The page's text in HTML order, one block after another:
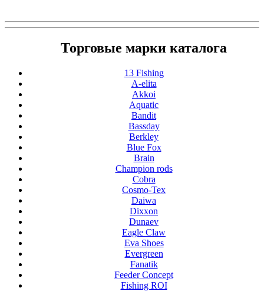
Торговые марки каталога
13 Fishing
A-elita
Akkoi
Aquatic
Bandit
Bassday
Berkley
Blue Fox
Brain
Champion rods
Cobra
Cosmo-Tex
Daiwa
Dixxon
Dunaev
Eagle Claw
Eva Shoes
Evergreen
Fanatik
Feeder Concept
Fishing ROI